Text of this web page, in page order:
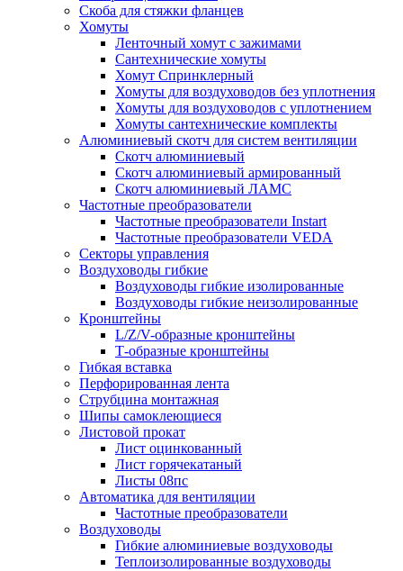
Скоба для стяжки фланцев
Хомуты
Ленточный хомут с зажимами
Сантехнические хомуты
Хомут Спринклерный
Хомуты для воздуховодов без уплотнения
Хомуты для воздуховодов с уплотнением
Хомуты сантехнические комплекты
Алюминиевый скотч для систем вентиляции
Скотч алюминиевый
Скотч алюминиевый армированный
Скотч алюминиевый ЛАМС
Частотные преобразователи
Частотные преобразователи Instart
Частотные преобразователи VEDA
Секторы управления
Воздуховоды гибкие
Воздуховоды гибкие изолированные
Воздуховоды гибкие неизолированные
Кронштейны
L/Z/V-образные кронштейны
Т-образные кронштейны
Гибкая вставка
Перфорированная лента
Струбцина монтажная
Шипы самоклеющиеся
Листовой прокат
Лист оцинкованный
Лист горячекатаный
Листы 08пс
Автоматика для вентиляции
Частотные преобразователи
Воздуховоды
Гибкие алюминиевые воздуховоды
Теплоизолированные воздуховоды